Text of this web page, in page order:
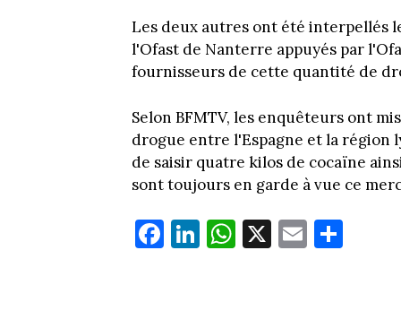
Les deux autres ont été interpellés
l'Ofast de Nanterre appuyés par
fournisseurs de cette quantité de
Selon BFMTV, les enquêteurs ont
drogue entre l'Espagne et la région
de saisir quatre kilos de cocaïne
sont toujours en garde à vue ce
Fa
ce
Li
nk
W
ha
X E
m